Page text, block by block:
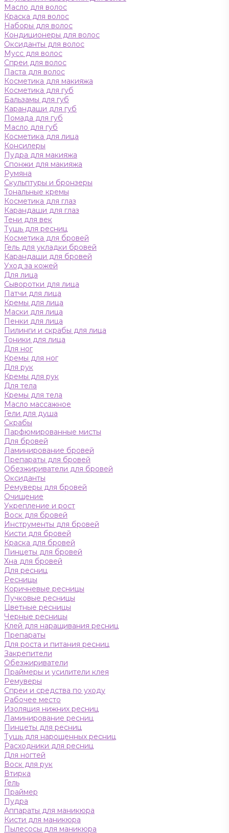
Масло для волос
Краска для волос
Наборы для волос
Кондиционеры для волос
Оксиданты для волос
Мусс для волос
Спреи для волос
Паста для волос
Косметика для макияжа
Косметика для губ
Бальзамы для губ
Карандаши для губ
Помада для губ
Масло для губ
Косметика для лица
Консилеры
Пудра для макияжа
Спонжи для макияжа
Румяна
Скульптуры и бронзеры
Тональные кремы
Косметика для глаз
Карандаши для глаз
Тени для век
Тушь для ресниц
Косметика для бровей
Гель для укладки бровей
Карандаши для бровей
Уход за кожей
Для лица
Сыворотки для лица
Патчи для лица
Кремы для лица
Маски для лица
Пенки для лица
Пилинги и скрабы для лица
Тоники для лица
Для ног
Кремы для ног
Для рук
Кремы для рук
Для тела
Кремы для тела
Масло массажное
Гели для душа
Скрабы
Парфюмированные мисты
Для бровей
Ламинирование бровей
Препараты для бровей
Обезжириватели для бровей
Оксиданты
Ремуверы для бровей
Очищение
Укрепление и рост
Воск для бровей
Инструменты для бровей
Кисти для бровей
Краска для бровей
Пинцеты для бровей
Хна для бровей
Для ресниц
Ресницы
Коричневые ресницы
Пучковые ресницы
Цветные ресницы
Черные ресницы
Клей для наращивания ресниц
Препараты
Для роста и питания ресниц
Закрепители
Обезжириватели
Праймеры и усилители клея
Ремуверы
Спреи и средства по уходу
Рабочее место
Изоляция нижних ресниц
Ламинирование ресниц
Пинцеты для ресниц
Тушь для нарощенных ресниц
Расходники для ресниц
Для ногтей
Воск для рук
Втирка
Гель
Праймер
Пудра
Аппараты для маникюра
Кисти для маникюра
Пылесосы для маникюра